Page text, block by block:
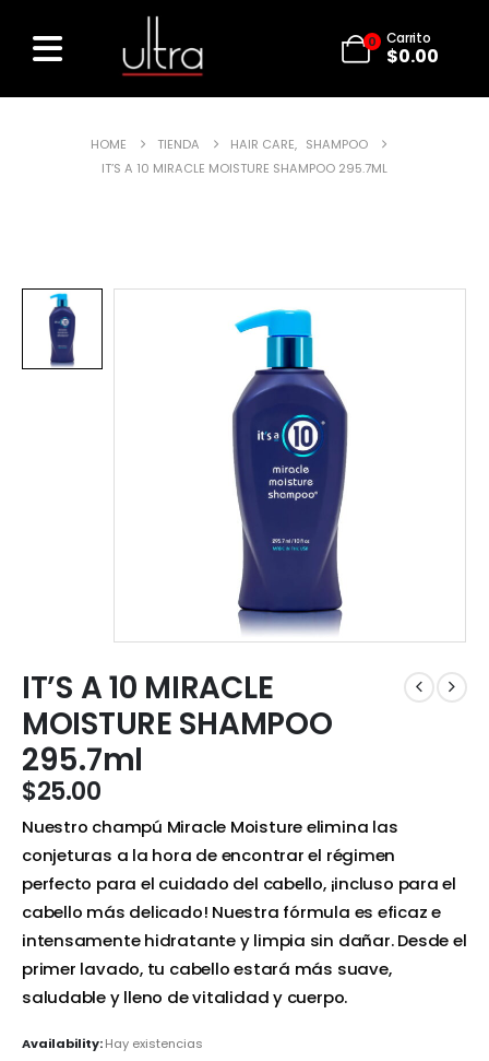
0 Carrito
$0.00
HOME TIENDA HAIR CARE, SHAMPOO
IT’S A 10 MIRACLE MOISTURE SHAMPOO 295.7ML
IT’S A 10 MIRACLE
MOISTURE SHAMPOO
295.7ml
$25.00
Nuestro champú Miracle Moisture elimina las
conjeturas a la hora de encontrar el régimen
perfecto para el cuidado del cabello, ¡incluso para el
cabello más delicado! Nuestra fórmula es eficaz e
intensamente hidratante y limpia sin dañar. Desde el
primer lavado, tu cabello estará más suave,
saludable y lleno de vitalidad y cuerpo.
Availability:Hay existencias